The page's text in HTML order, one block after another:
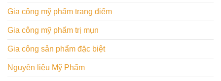
Gia công mỹ phẩm trang điểm
Gia công mỹ phẩm trị mụn
Gia công sản phẩm đặc biệt
Nguyên liệu Mỹ Phẩm